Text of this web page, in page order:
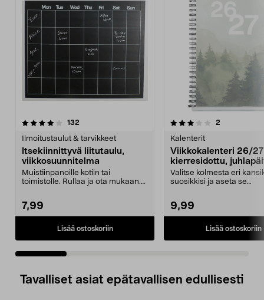
132
Ilmoitustaulut & tarvikkeet
Itsekiinnittyvä liitutaulu,
viikkosuunnitelma
Muistiinpanoille kotiin tai
toimistolle. Rullaa ja ota mukaan.
7,99
Lisää ostoskoriin
3.0 viidestä
2
Kalenterit
Viikkokalenteri 26/
kierresidottu,
merkitty
Valitse kolmesta eri
suosikkisi ja aseta se
9,99
Lisää ostoskoriin
4.5 viidestä
Tavalliset asiat epätavallisen edullisesti